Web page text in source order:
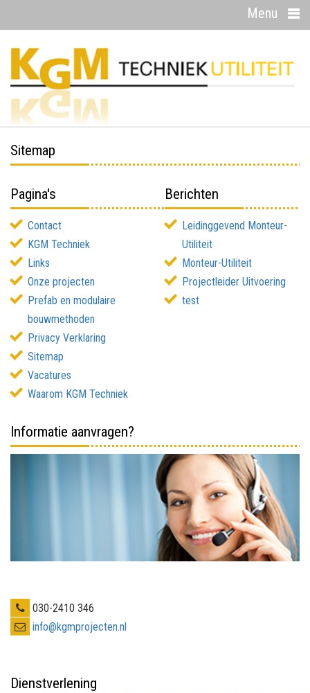
Menu
Sitemap
Pagina's
Contact
KGM Techniek
Links
Onze projecten
Prefab en modulaire
bouwmethoden
Privacy Verklaring
Sitemap
Vacatures
Waarom KGM Techniek
Berichten
Leidinggevend Monteur-
Utiliteit
Monteur-Utiliteit
Projectleider Uitvoering
test
Informatie aanvragen?
030-2410 346
info@kgmprojecten.nl
Dienstverlening